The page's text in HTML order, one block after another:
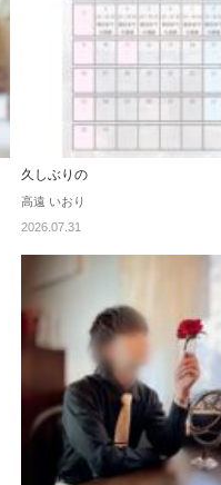
久しぶりの
高遠 いおり
2026.07.31